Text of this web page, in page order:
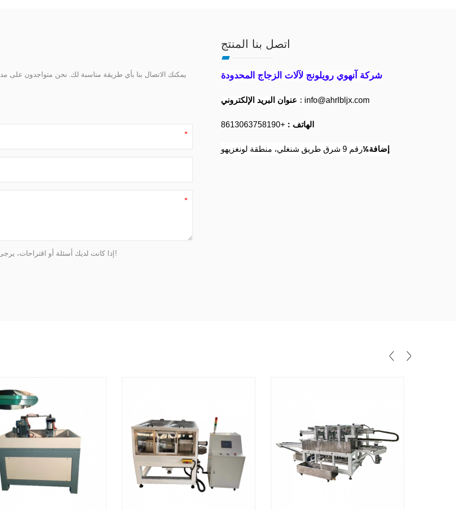
إذا كانت لديك أسئلة أو اقتراحات، يرجى ترك رسالة لنا، وسوف نقوم بالرد عليك في أقرب وقت ممكن!
اتصل بنا المنتج
شركة آنهوي رويلونج لآلات الزجاج المحدودة
: info@ahrlbljx.com
الهاتف : +8613063758190
إضافة¼رقم 9 شرق طريق شنغلي، منطقة لونغزيهو